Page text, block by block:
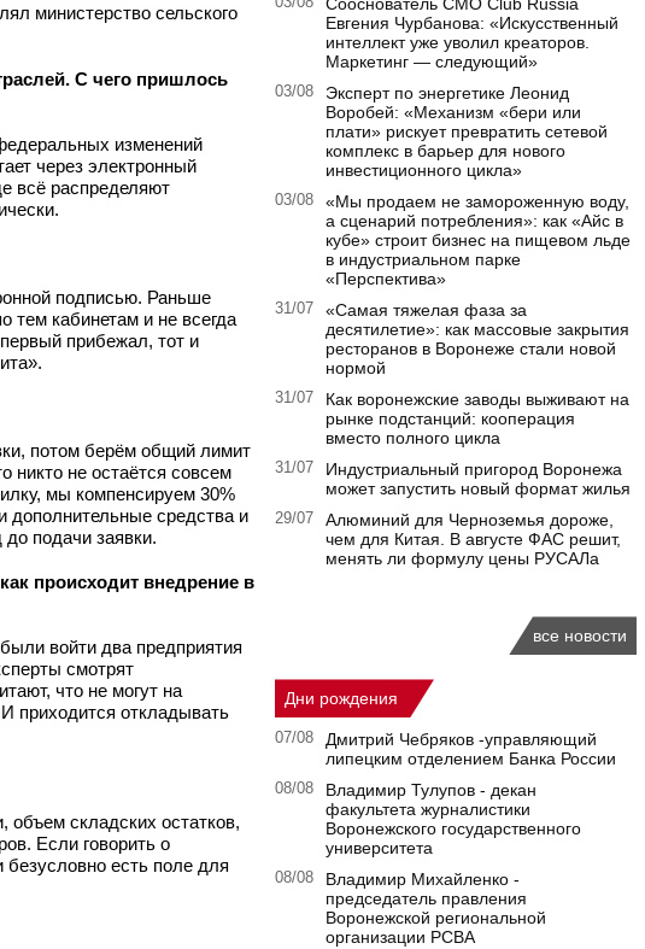
министерство сельского
С чего пришлось
изменений
через электронный
всё распределяют
подписью. Раньше
тем кабинетам и не всегда
прибежал, тот и
потом берём общий лимит
никто не остаётся совсем
мы компенсируем 30%
дополнительные средства и
подачи заявки.
происходит внедрение в
войти два предприятия
смотрят
что не могут на
приходится откладывать
складских остатков,
Если говорить о
безусловно есть поле для
Сооснователь CMO Club Russia
Евгения Чурбанова: «Искусственный
интеллект уже уволил креаторов.
Маркетинг — следующий»
03/08
Эксперт по энергетике Леонид
Воробей: «Механизм «бери или
плати» рискует превратить сетевой
комплекс в барьер для нового
инвестиционного цикла»
03/08
«Мы продаем не замороженную воду,
а сценарий потребления»: как «Айс в
кубе» строит бизнес на пищевом льде
в индустриальном парке
«Перспектива»
31/07
«Самая тяжелая фаза за
десятилетие»: как массовые закрытия
ресторанов в Воронеже стали новой
нормой
31/07
Как воронежские заводы выживают на
рынке подстанций: кооперация
вместо полного цикла
31/07
Индустриальный пригород Воронежа
может запустить новый формат жилья
29/07
Алюминий для Черноземья дороже,
чем для Китая. В августе ФАС решит,
менять ли формулу цены РУСАЛа
все новости
Дни рождения
07/08
Дмитрий Чебряков -управляющий
липецким отделением Банка России
08/08
Владимир Тулупов - декан
факультета журналистики
Воронежского государственного
университета
08/08
Владимир Михайленко -
председатель правления
Воронежской региональной
организации РСВА